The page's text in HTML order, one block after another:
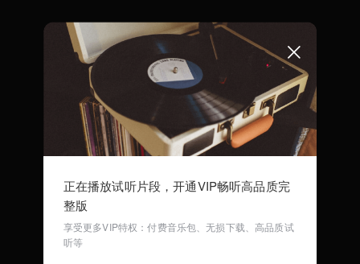
正在播放试听片段，开通VIP畅听高品质完
整版
享受更多VIP特权：付费音乐包、无损下载、高品质试
听等
